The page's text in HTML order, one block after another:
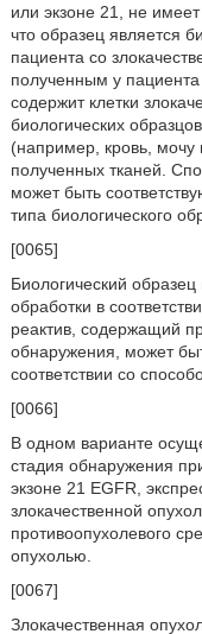
или экзоне 21, не имеет
что образец является
пациента со
полученным у
содержит клетки
биологических
(например, кровь, мочу
полученных тканей.
может быть
типа биологического
[0065]
Биологический
обработки в
реактив, содержащий
обнаружения, может
соответствии со
[0066]
В одном варианте
стадия обнаружения
экзоне 21 EGFR,
злокачественной
противоопухолевого
опухолью.
[0067]
Злокачественная